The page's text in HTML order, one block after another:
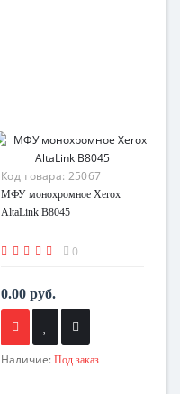
Код товара: 25067
МФУ монохромное Xerox
AltaLink B8045
0
0.00 руб.
Наличие: Под заказ